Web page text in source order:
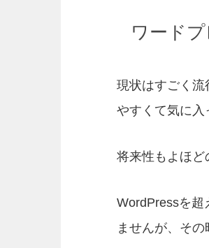
ワード
現状はすごく流
やすくて気に入
将来性もよほど
WordPressを超
ませんが、そ